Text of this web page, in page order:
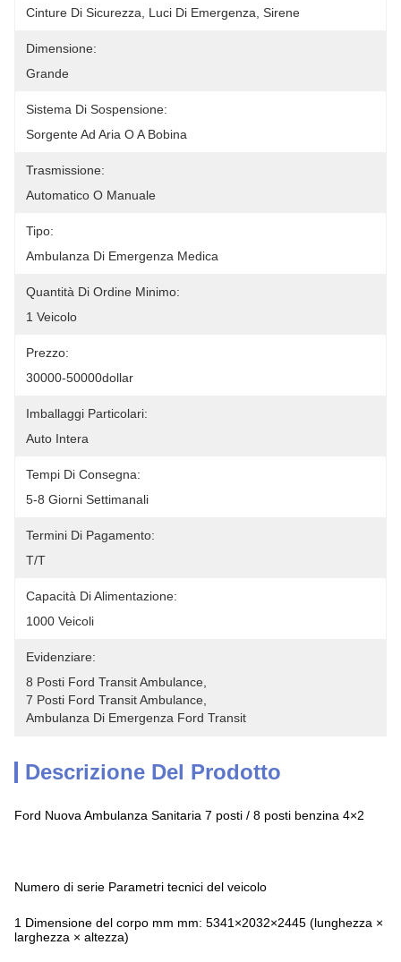
Cinture Di Sicurezza, Luci Di Emergenza, Sirene
Dimensione:
Grande
Sistema Di Sospensione:
Sorgente Ad Aria O A Bobina
Trasmissione:
Automatico O Manuale
Tipo:
Ambulanza Di Emergenza Medica
Quantità Di Ordine Minimo:
1 Veicolo
Prezzo:
30000-50000dollar
Imballaggi Particolari:
Auto Intera
Tempi Di Consegna:
5-8 Giorni Settimanali
Termini Di Pagamento:
T/T
Capacità Di Alimentazione:
1000 Veicoli
Evidenziare:
8 Posti Ford Transit Ambulance
7 Posti Ford Transit Ambulance
Ambulanza Di Emergenza Ford Transit
Descrizione Del Prodotto
Ford Nuova Ambulanza Sanitaria 7 posti / 8 posti benzina 4×2
Numero di serie Parametri tecnici del veicolo
1 Dimensione del corpo mm mm: 5341×2032×2445 (lunghezza ×
larghezza × altezza)